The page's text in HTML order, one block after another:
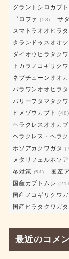
グラントシロカブト
ゴロファ (58) サ
スマトラオオヒラ
タランドゥスオオ
ダイオウヒラタクワ
トカラノコギリク
ネプチューンオオカ
パラワンオオヒラ
パリーフタマタク
ヒメゾウカブト (48)
ヘラクレスオオカブ
ヘラクレス・ヘラ
ホソアカクワガタ
メタリフェルホソ
冬対策 (54) 国産
国産カブトムシ
国産ノコギリクワガ
国産ヒラタクワガタ
最近のコメ